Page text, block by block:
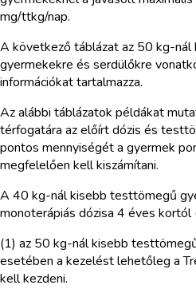
mg/ttkg/nap.
A következő táblázat az 50 kg-
gyermekekre és serdülőkre
információkat tartalmazza.
Az alábbi táblázatok példákat
térfogatára az előírt dózis és
pontos mennyiségét a gyermek
megfelelően kell kiszámítani.
A 40 kg-nál kisebb testtömegű
monoterápiás dózisa 4 éves kortól
(1) az 50 kg-nál kisebb
esetében a kezelést lehetőleg a
kell kezdeni.